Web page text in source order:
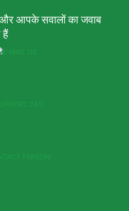
आपके सवालों का जवाब
हैं